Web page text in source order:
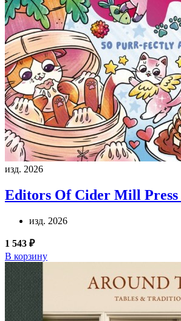
изд. 2026
Editors Of Cider Mill Press
изд. 2026
1 543 ₽
В корзину